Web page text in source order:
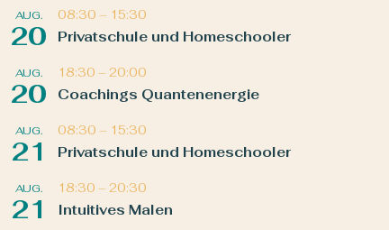
AUG.
20
08:30 – 15:30
Privatschule und Homeschooler
AUG.
20
18:30 – 20:00
Coachings Quantenenergie
AUG.
21
08:30 – 15:30
Privatschule und Homeschooler
AUG.
21
18:30 – 20:30
Intuitives Malen